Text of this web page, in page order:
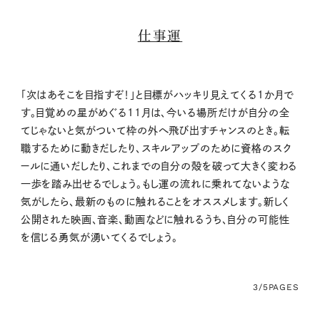
仕事運
「次はあそこを目指すぞ！」と目標がハッキリ見えてくる1か月で
す。目覚めの星がめぐる11月は、今いる場所だけが自分の全
てじゃないと気がついて枠の外へ飛び出すチャンスのとき。転
職するために動きだしたり、スキルアップのために資格のスク
ールに通いだしたり、これまでの自分の殻を破って大きく変わる
一歩を踏み出せるでしょう。もし運の流れに乗れてないような
気がしたら、最新のものに触れることをオススメします。新しく
公開された映画、音楽、動画などに触れるうち、自分の可能性
を信じる勇気が湧いてくるでしょう。
3/5PAGES